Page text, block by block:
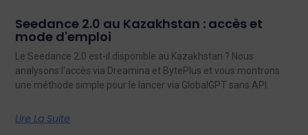
Seedance 2.0 au Kazakhstan : accès et
mode d'emploi
Le Seedance 2.0 est-il disponible au Kazakhstan ? Nous
analysons l'accès via Dreamina et BytePlus et vous montrons
une méthode simple pour le lancer via GlobalGPT sans API.
Lire La Suite